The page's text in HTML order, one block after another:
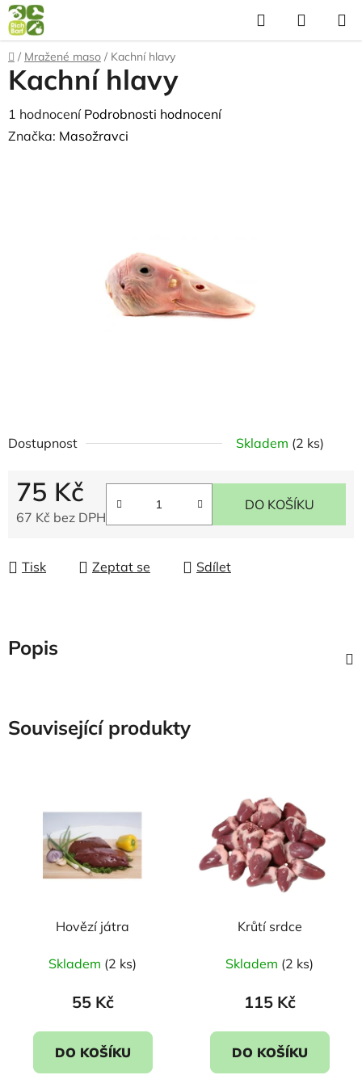
Přejít
na
obsah
Hledat
KOŠÍK
Domů
/ Mražené maso / Kachní hlavy
Dostupnost Skladem (2 ks)
75 Kč
67 Kč bez DPH
DO KOŠÍKU
Tisk Zeptat se Sdílet
Kachní hlavy
Průměrné
hodnocení
1 hodnocení Podrobnosti hodnocení
Značka: Masožravci
Popis
Související produkty
Hovězí játra
Skladem (2 ks)
55 Kč
DO KOŠÍKU
Krůtí srdce
Skladem (2 ks)
115 Kč
DO KOŠÍKU